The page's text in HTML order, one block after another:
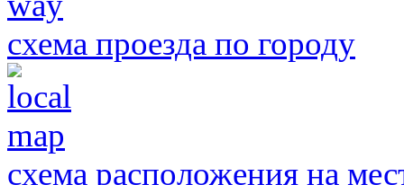
схема проезда по городу
схема расположения на